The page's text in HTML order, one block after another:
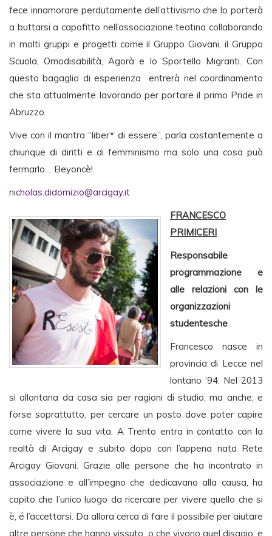
fece innamorare perdutamente dell’attivismo che lo porterà
a buttarsi a capofitto nell’associazione teatina collaborando
in molti gruppi e progetti come il Gruppo Giovani, il Gruppo
Scuola, Omodisabilità, Agorà e lo Sportello Migranti. Con
questo bagaglio di esperienza entrerà nel coordinamento
che sta attualmente lavorando per portare il primo Pride in
Abruzzo.
Vive con il mantra “liber* di essere”, parla costantemente a
chiunque di diritti e di femminismo ma solo una cosa può
fermarlo… Beyoncè!
nicholas.didomizio@arcigay.it
FRANCESCO
PRIMICERI
Responsabile
programmazione e
alle relazioni con le
organizzazioni
studentesche
Francesco nasce in
provincia di Lecce nel
lontano ’94. Nel 2013
si allontana da casa sia per ragioni di studio, ma anche, e
forse soprattutto, per cercare un posto dove poter capire
come vivere la sua vita. A Trento entra in contatto con la
realtà di Arcigay e subito dopo con l’appena nata Rete
Arcigay Giovani. Grazie alle persone che ha incontrato in
associazione e all’impegno che dedicavano alla causa, ha
capito che l’unico luogo da ricercare per vivere quello che si
è, é l’accettarsi. Da allora cerca di fare il possibile per aiutare
altre persone che hanno vissuto, o che vivono quel disagio; e